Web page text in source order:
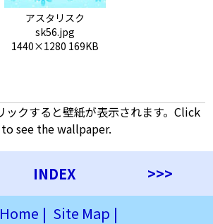
アスタリスク
sk56.jpg
1440×1280 169KB
ックすると壁紙が表示されます。Click
see the wallpaper.
INDEX
>>>
Home | Site Map |